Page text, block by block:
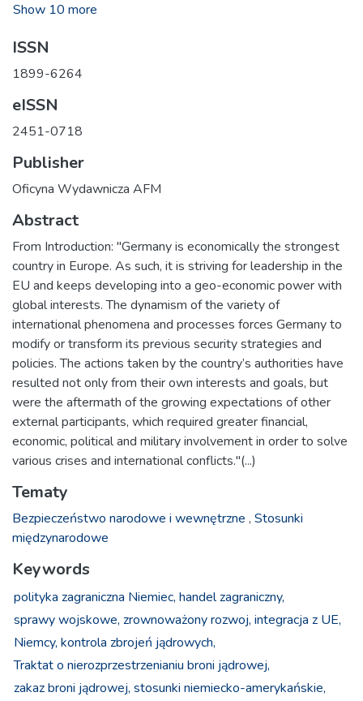
Show 10 more
ISSN
1899-6264
eISSN
2451-0718
Publisher
Oficyna Wydawnicza AFM
Abstract
From Introduction: "Germany is economically the strongest
country in Europe. As such, it is striving for leadership in the
EU and keeps developing into a geo-economic power with
global interests. The dynamism of the variety of
international phenomena and processes forces Germany to
modify or transform its previous security strategies and
policies. The actions taken by the country’s authorities have
resulted not only from their own interests and goals, but
were the aftermath of the growing expectations of other
external participants, which required greater financial,
economic, political and military involvement in order to solve
various crises and international conflicts."(...)
Tematy
Bezpieczeństwo narodowe i wewnętrzne , Stosunki
międzynarodowe
Keywords
polityka zagraniczna Niemiec, handel zagraniczny,
sprawy wojskowe, zrownoważony rozwoj, integracja z UE,
Niemcy, kontrola zbrojeń jądrowych,
Traktat o nierozprzestrzenianiu broni jądrowej,
zakaz broni jądrowej, stosunki niemiecko-amerykańskie,